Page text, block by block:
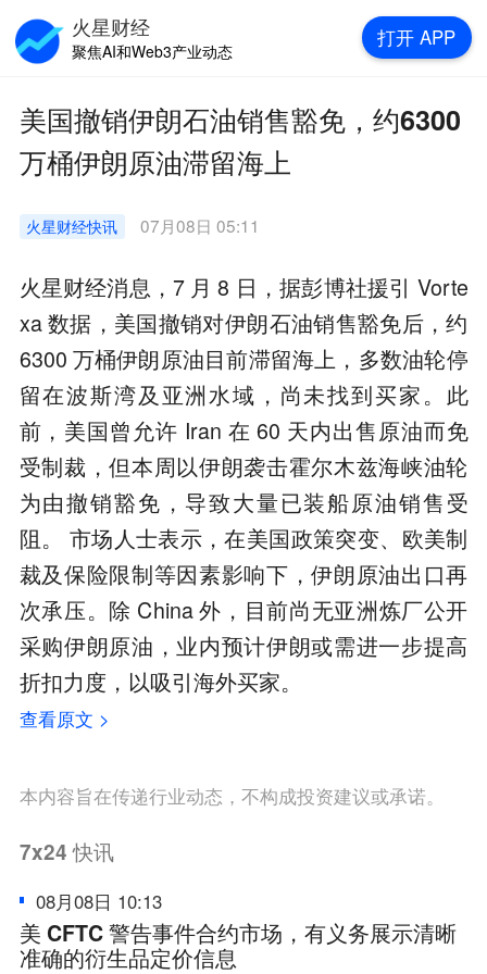
美国撤销伊朗石油销售豁免，约6300
万桶伊朗原油滞留海上
火星财经快讯 07月08日 05:11
火星财经消息，7 月 8 日，据彭博社援引 Vorte
xa 数据，美国撤销对伊朗石油销售豁免后，约
6300 万桶伊朗原油目前滞留海上，多数油轮停
留在波斯湾及亚洲水域，尚未找到买家。此
前，美国曾允许 Iran 在 60 天内出售原油而免
受制裁，但本周以伊朗袭击霍尔木兹海峡油轮
为由撤销豁免，导致大量已装船原油销售受
阻。 市场人士表示，在美国政策突变、欧美制
裁及保险限制等因素影响下，伊朗原油出口再
次承压。除 China 外，目前尚无亚洲炼厂公开
采购伊朗原油，业内预计伊朗或需进一步提高
折扣力度，以吸引海外买家。
查看原文 >
本内容旨在传递行业动态，不构成投资建议或承诺。
7x24快讯
08月08日 10:13
美 CFTC 警告事件合约市场，有义务展示清晰
准确的衍生品定价信息
火星财经
聚焦AI和Web3产业动态
打开 APP